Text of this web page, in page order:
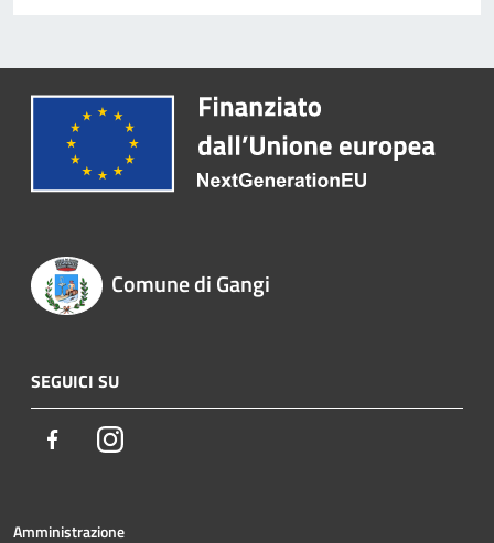
Comune di Gangi
SEGUICI SU
FacebookInstagram
Amministrazione